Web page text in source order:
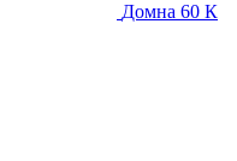
Домна 60 К